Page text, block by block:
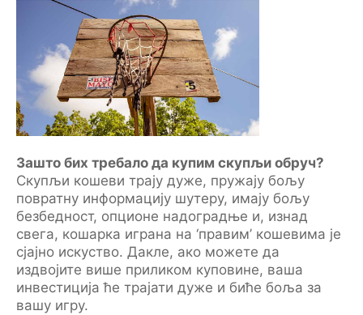
Зашто бих требало да купим скупљи обруч?
Скупљи кошеви трају дуже, пружају бољу
повратну информацију шутеру, имају бољу
безбедност, опционе надоградње и, изнад
свега, кошарка играна на ‘правим’ кошевима је
сјајно искуство. Дакле, ако можете да
издвојите више приликом куповине, ваша
инвестиција ће трајати дуже и биће боља за
вашу игру.